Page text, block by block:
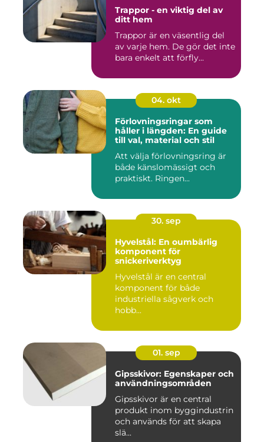
Trappor - en viktig del av
ditt hem
Trappor är en väsentlig del
av varje hem. De gör det inte
bara enkelt att förfly...
04. okt
Förlovningsringar som
håller i längden: En guide
till val, material och stil
Att välja förlovningsring är
både känslomässigt och
praktiskt. Ringen...
30. sep
Hyvelstål: En oumbärlig
komponent för
snickeriverktyg
Hyvelstål är en central
komponent för både
industriella sågverk och
hobb...
01. sep
Gipsskivor: Egenskaper och
användningsområden
Gipsskivor är en central
produkt inom byggindustrin
och används för att skapa
slä...